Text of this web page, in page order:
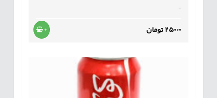
-
25000 تومان +